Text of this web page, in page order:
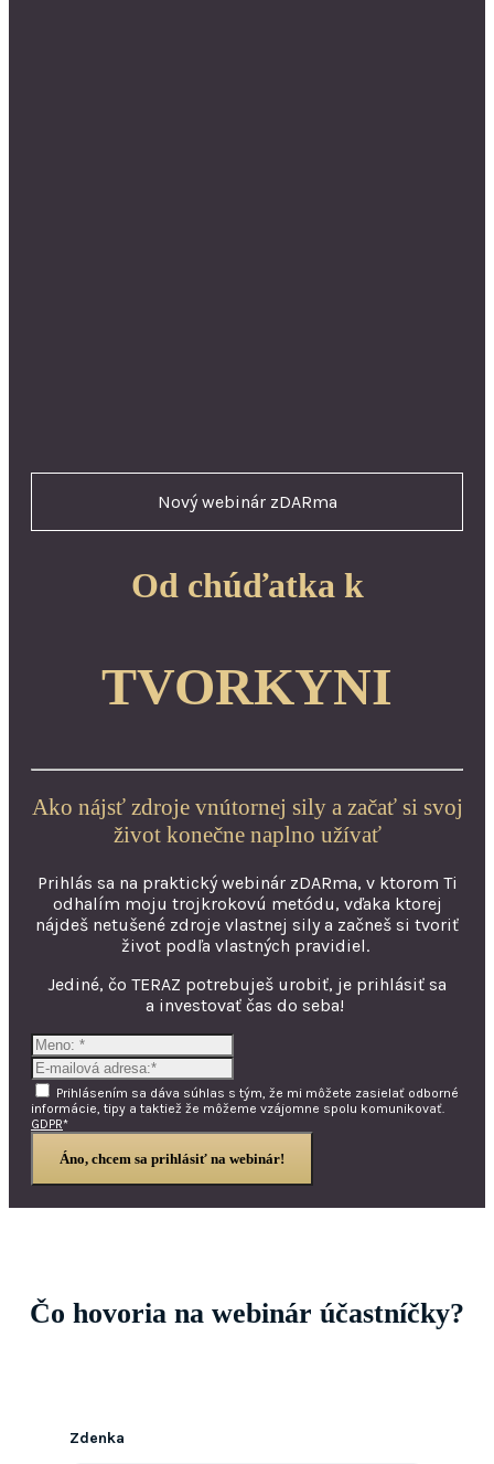
Nový webinár zDARma
Od chúďatka k
TVORKYNI
Ako nájsť zdroje vnútornej sily a začať si svoj
život konečne naplno užívať
Prihlás sa na praktický webinár zDARma, v ktorom Ti
odhalím moju trojkrokovú metódu, vďaka ktorej
nájdeš netušené zdroje vlastnej sily a začneš si tvoriť
život podľa vlastných pravidiel.
Jediné, čo TERAZ potrebuješ urobiť, je prihlásiť sa
a investovať čas do seba!
Prihlásením sa dáva súhlas s tým, že mi môžete zasielať odborné
informácie, tipy a taktiež že môžeme vzájomne spolu komunikovať.
GDPR*
Áno, chcem sa prihlásiť na webinár!
Čo hovoria na webinár účastníčky?
Zdenka